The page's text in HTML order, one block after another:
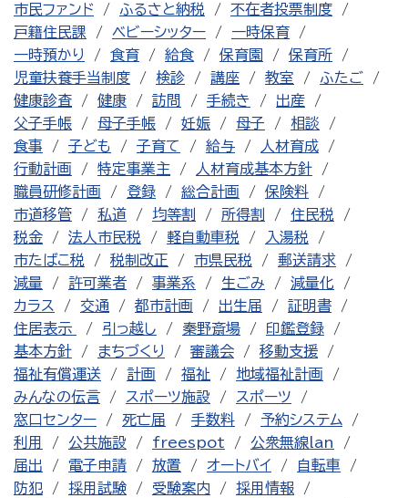
市民ファンド
ふるさと納税
不在者投票制度
戸籍住民課
ベビーシッター
一時保育
一時預かり
食育 給食 保育園
保育所
児童扶養手当制度
検診 講座 教室
ふたご
健康診査
健康 訪問 手続き
出産
父子手帳
母子手帳 妊娠 母子
相談
食事
子ども 子育て 給与
人材育成
行動計画
特定事業主
人材育成基本方針
職員研修計画
登録 総合計画
保険料
市道移管
私道 均等割 所得割
住民税
税金
法人市民税 軽自動車税
入湯税
市たばこ税
税制改正 市県民税
郵送請求
減量
許可業者 事業系 生ごみ
減量化
カラス
交通 都市計画 出生届
証明書
住居表示
引っ越し 秦野斎場
印鑑登録
基本方針
まちづくり 審議会
移動支援
福祉有償運送
計画 福祉
地域福祉計画
みんなの伝言
スポーツ施設
スポーツ
窓口センター
死亡届 手数料
予約システム
利用
公共施設 freespot
公衆無線lan
届出
電子申請 放置 オートバイ
自転車
防犯
採用試験 受験案内
採用情報